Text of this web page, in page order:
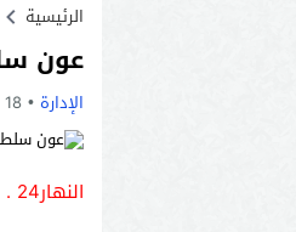
الرئيسية
عون
الإدارة 18 نوفمبر 2017
النهار24 .